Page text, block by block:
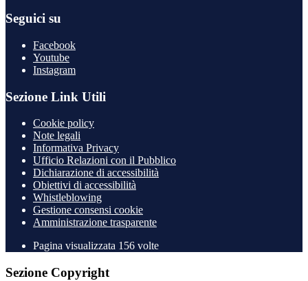
Seguici su
Facebook
Youtube
Instagram
Sezione Link Utili
Cookie policy
Note legali
Informativa Privacy
Ufficio Relazioni con il Pubblico
Dichiarazione di accessibilità
Obiettivi di accessibilità
Whistleblowing
Gestione consensi cookie
Amministrazione trasparente
Pagina visualizzata 156 volte
Sezione Copyright